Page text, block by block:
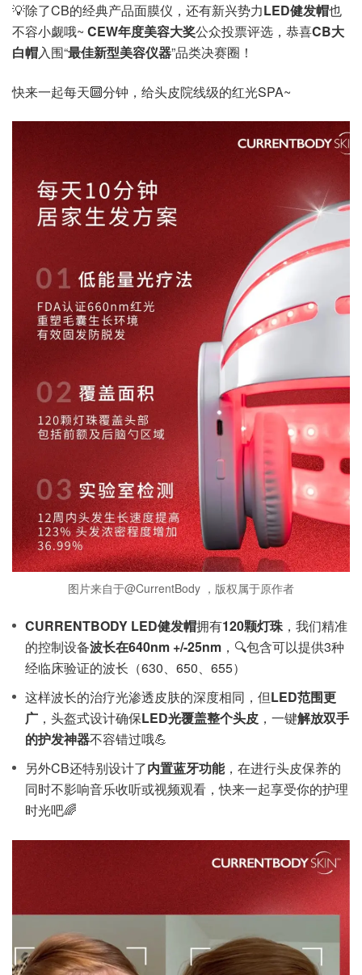
💡除了CB的经典产品面膜仪，还有新兴势力LED健发帽也
不容小觑哦~ CEW年度美容大奖公众投票评选，恭喜CB大
白帽入围“最佳新型美容仪器”品类决赛圈！
快来一起每天🔟分钟，给头皮院线级的红光SPA~
图片来自于@CurrentBody ，版权属于原作者
CURRENTBODY LED健发帽拥有120颗灯珠 ，我们精准
的控制设备波长在640nm +/-25nm ，🔍包含可以提供3种
经临床验证的波长（630、650、655）
这样波长的治疗光渗透皮肤的深度相同，但LED范围更
广 ，头盔式设计确保LED光覆盖整个头皮 ，一键解放双手
的护发神器不容错过哦💪
另外CB还特别设计了内置蓝牙功能，在进行头皮保养的
同时不影响音乐收听或视频观看，快来一起享受你的护理
时光吧🌈